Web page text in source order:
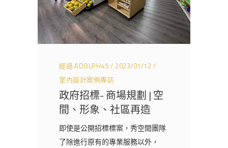
經過 ADOLPH45
2023/01/12
室內設計案例專訪
政府招標- 商場規劃 | 空
間、形象、社區再造
即使是公開招標標案，秀空間團隊
了除進行原有的專業服務以外，